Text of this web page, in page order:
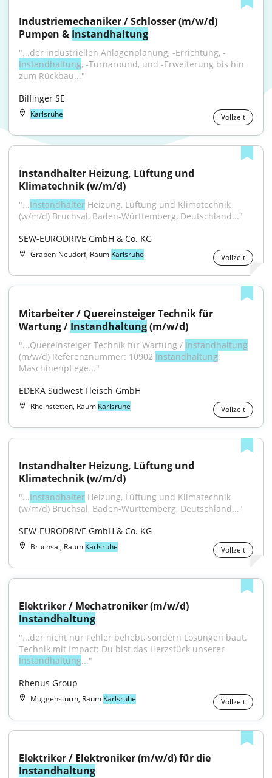
Industriemechaniker / Schlosser (m/w/d)
Pumpen & Instandhaltung
"...der industriellen Anlagenplanung, -Errichtung, -
Instandhaltung, -Turnaround, und -Erweiterung bis hin
zum Rückbau..."
Bilfinger SE
Karlsruhe Vollzeit
Instandhalter Heizung, Lüftung und
Klimatechnik (w/m/d)
"...Instandhalter Heizung, Lüftung und Klimatechnik
(w/m/d) Bruchsal, Baden-Württemberg, Deutschland..."
SEW-EURODRIVE GmbH & Co. KG
Graben-Neudorf, Raum Karlsruhe Vollzeit
Mitarbeiter / Quereinsteiger Technik für
Wartung / Instandhaltung (m/w/d)
"...Quereinsteiger Technik für Wartung / Instandhaltung
(m/w/d) Referenznummer: 10902 Instandhaltung:
Maschinenpflege..."
EDEKA Südwest Fleisch GmbH
Rheinstetten, Raum Karlsruhe Vollzeit
Instandhalter Heizung, Lüftung und
Klimatechnik (w/m/d)
"...Instandhalter Heizung, Lüftung und Klimatechnik
(w/m/d) Bruchsal, Baden-Württemberg, Deutschland..."
SEW-EURODRIVE GmbH & Co. KG
Bruchsal, Raum Karlsruhe Vollzeit
Instandhaltung
"...der nicht nur Fehler behebt, sondern Lösungen baut.
Instandhaltung..."
Rhenus Group
Muggensturm, Raum Karlsruhe Vollzeit
Instandhaltung